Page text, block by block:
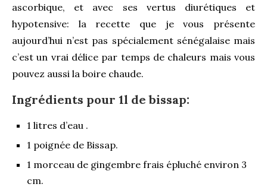
ascorbique, et avec ses vertus diurétiques et
hypotensive: la recette que je vous présente
aujourd’hui n’est pas spécialement sénégalaise mais
c’est un vrai délice par temps de chaleurs mais vous
pouvez aussi la boire chaude.
Ingrédients pour 1l de bissap:
1 litres d’eau .
1 poignée de Bissap.
1 morceau de gingembre frais épluché environ 3
cm.